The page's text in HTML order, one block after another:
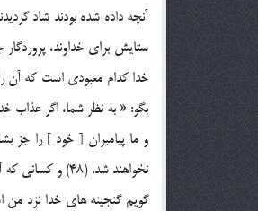
بگو: « به نظر شما، اگر عذاب
و ما پيامبران [ خود ] را جز
گويم گنجينه هاي خدا نزد